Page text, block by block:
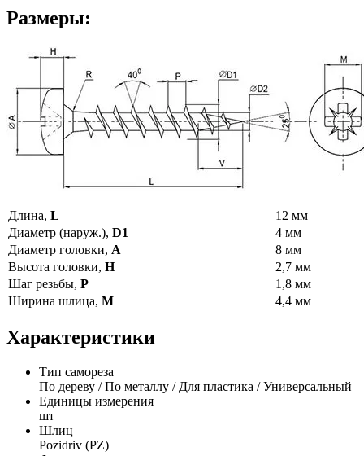
Размеры:
Длина, L
12 мм
Диаметр (наруж.), D1
4 мм
Диаметр головки, A
8 мм
Высота головки, H
2,7 мм
Шаг резьбы, P
1,8 мм
Ширина шлица, M 4,4 мм
Характеристики
Тип самореза
По дереву / По металлу / Для пластика / Универсальный
Единицы измерения
шт
Шлиц
Pozidriv (PZ)